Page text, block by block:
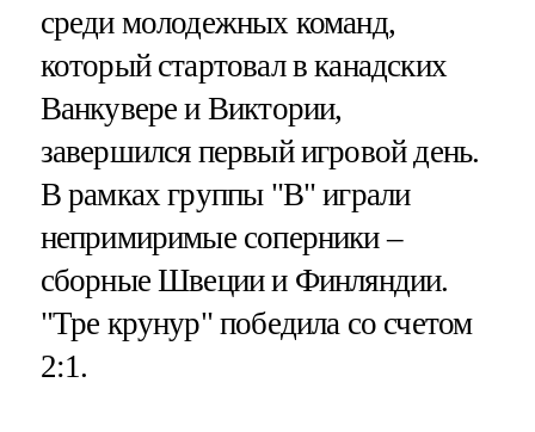
среди молодежных команд,
который стартовал в канадских
Ванкувере и Виктории,
завершился первый игровой день.
В рамках группы "В" играли
непримиримые соперники –
сборные Швеции и Финляндии.
"Тре крунур" победила со счетом
2:1.